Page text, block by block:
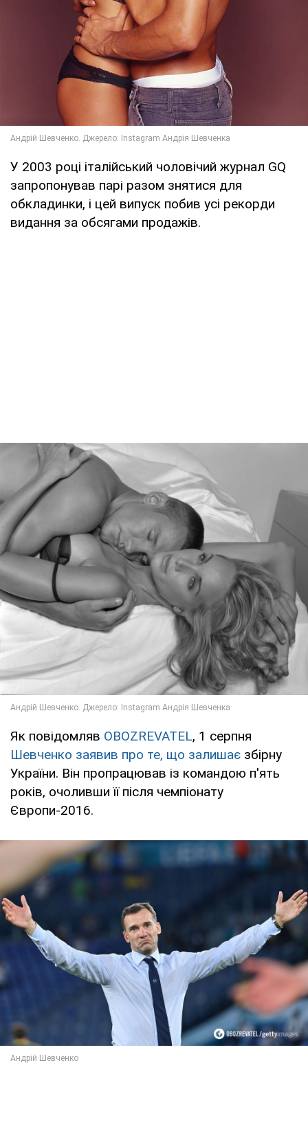
У 2003 році італійський чоловічий журнал GQ
запропонував парі разом знятися для
обкладинки, і цей випуск побив усі рекорди
видання за обсягами продажів.
Як повідомляв OBOZREVATEL, 1 серпня
Шевченко заявив про те, що залишає збірну
України. Він пропрацював із командою п'ять
років, очоливши її після чемпіонату
Європи-2016.